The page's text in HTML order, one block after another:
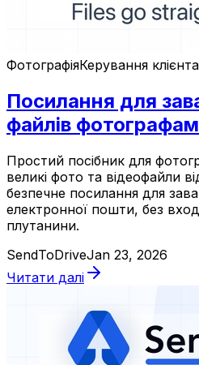
ФотографіяКерування
Посилання для
файлів
Простий посібник для
великі фото та відеофайли
безпечне посилання для
електронної пошти, без
плутанини.
SendToDriveJan 23, 2026
Читати далі